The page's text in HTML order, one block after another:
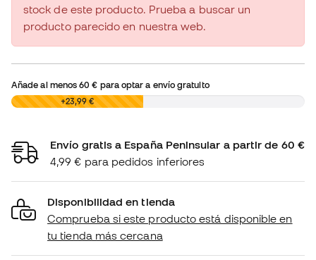
stock de este producto. Prueba a buscar un
producto parecido en nuestra web.
Añade al menos60 € para optar a envío gratuito
0,00 € +23,99 €
Envío gratis a España Peninsular a partir de 60 €
4,99 € para pedidos inferiores
Disponibilidad en tienda
Comprueba si este producto está disponible en
tu tienda más cercana